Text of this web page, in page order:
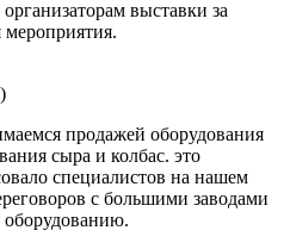
выставки за
продажей оборудования
сыра и колбас. это
специалистов на нашем
с большими заводами